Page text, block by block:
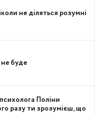
не діляться розумні
буде
Поліни
разу ти зрозумієш, що